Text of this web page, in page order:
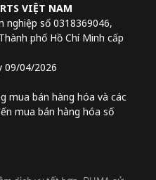
VIỆT NAM
nghiệp số 0318369046,
phố Hồ Chí Minh cấp
09/04/2026
mua bán hàng hóa và các
mua bán hàng hóa số